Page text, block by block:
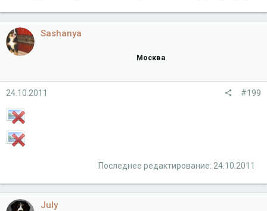
Sashanya
Москва
24.10.2011 #199
Последнее редактирование: 24.10.2011
July